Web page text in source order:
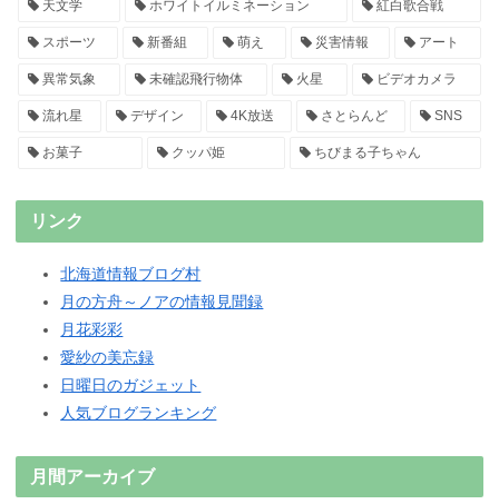
天文学 ホワイトイルミネーション 紅白歌合戦
スポーツ 新番組 萌え 災害情報 アート
異常気象 未確認飛行物体 火星 ビデオカメラ
流れ星 デザイン 4K放送 さとらんど SNS
お菓子 クッパ姫 ちびまる子ちゃん
リンク
北海道情報ブログ村
月の方舟～ノアの情報見聞録
月花彩彩
愛紗の美忘録
日曜日のガジェット
人気ブログランキング
月間アーカイブ